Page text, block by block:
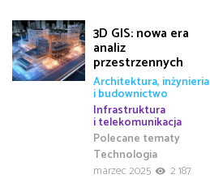
3D GIS: nowa era
analiz
przestrzennych
Architektura, inżynieria
i budownictwo
Infrastruktura
i telekomunikacja
Polecane tematy
Technologia
marzec 2025
2 187